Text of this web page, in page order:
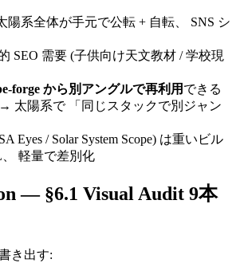
陽系全体が手元で公転 + 自転、 SNS シ
SEO 需要 (子供向け天文教材 / 学校現
forge から別アングルで再利用 できる
太陽系で 「同じスタックで別ジャン
Eyes / Solar System Scope) は重いビル
、 軽量で差別化
— §6.1 Visual Audit 9本
き出す: